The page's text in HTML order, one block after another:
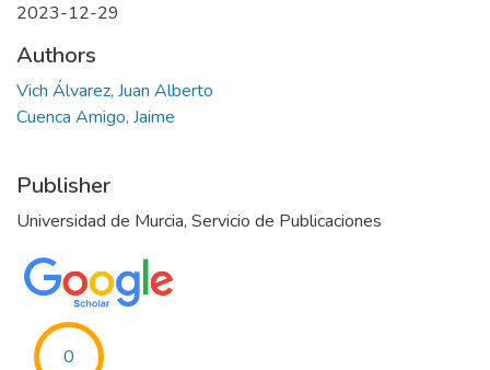
2023-12-29
Authors
Vich Álvarez, Juan Alberto
Cuenca Amigo, Jaime
Publisher
Universidad de Murcia, Servicio de Publicaciones
0